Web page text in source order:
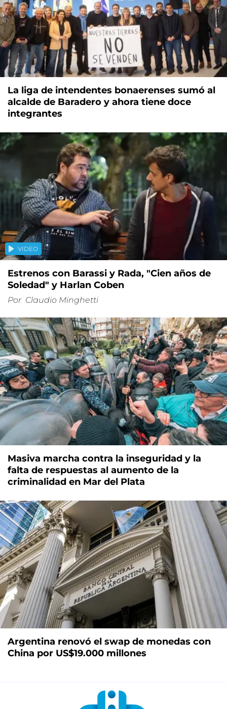
La liga de intendentes bonaerenses sumó al
alcalde de Baradero y ahora tiene doce
integrantes
VIDEO
Estrenos con Barassi y Rada, "Cien años de
Soledad" y Harlan Coben
Por Claudio Minghetti
Masiva marcha contra la inseguridad y la
falta de respuestas al aumento de la
criminalidad en Mar del Plata
Argentina renovó el swap de monedas con
China por US$19.000 millones